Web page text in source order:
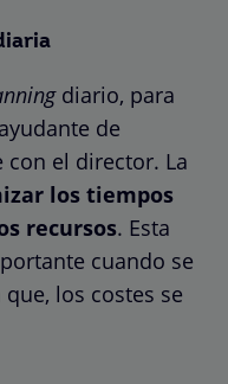
diario, para
de
con el director. La
los tiempos
recursos. Esta
cuando se
los costes se